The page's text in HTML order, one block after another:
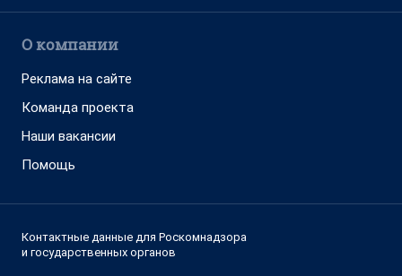
О компании
Реклама на сайте
Команда проекта
Наши вакансии
Помощь
Контактные данные для Роскомнадзора
и государственных органов